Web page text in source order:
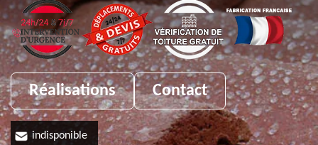
Réalisations Contact
indisponible